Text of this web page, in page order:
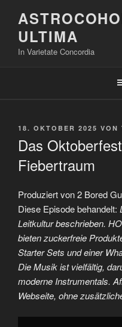
Inhalt
springenULTIMA
In Varietate Concordia
VERÖFFENTLICHT
18. OKTOBER 2025 VON
Das
Fiebertraum
Produziert von 2 Bored
Diese Episode behandelt:
Leitkultur beschrieben.
bieten zuckerfreie
Starter Sets und einer
Die Musik ist vielfältig,
moderne Instrumentals.
Webseite, ohne
„Das